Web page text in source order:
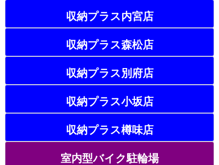
収納プラス内宮店
収納プラス森松店
収納プラス別府店
収納プラス小坂店
収納プラス樽味店
室内型バイク駐輪場